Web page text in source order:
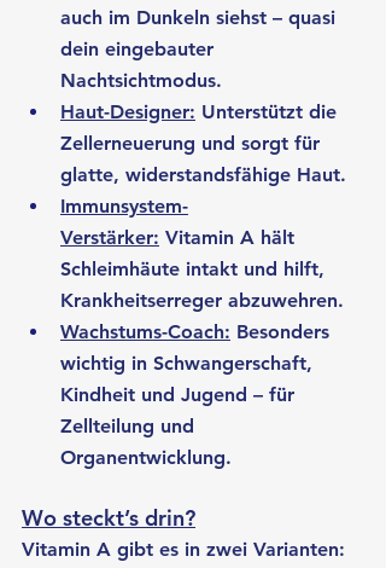
auch im Dunkeln siehst – quasi
dein eingebauter
Nachtsichtmodus.
Haut-Designer: Unterstützt die
Zellerneuerung und sorgt für
glatte, widerstandsfähige Haut.
Immunsystem-
Verstärker: Vitamin A hält
Schleimhäute intakt und hilft,
Krankheitserreger abzuwehren.
Wachstums-Coach: Besonders
wichtig in Schwangerschaft,
Kindheit und Jugend – für
Zellteilung und
Organentwicklung.
Wo steckt’s drin?
Vitamin A gibt es in zwei Varianten: